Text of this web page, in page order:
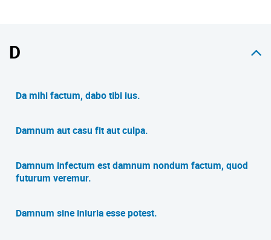
D
Da mihi factum, dabo tibi ius.
Damnum aut casu fit aut culpa.
Damnum infectum est damnum nondum factum, quod
futurum veremur.
Damnum sine iniuria esse potest.